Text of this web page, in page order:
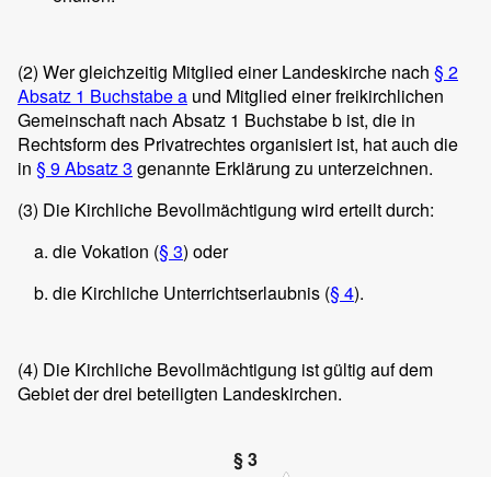
(2) Wer gleichzeitig Mitglied einer Landeskirche nach § 2
Absatz 1 Buchstabe a und Mitglied einer freikirchlichen
Gemeinschaft nach Absatz 1 Buchstabe b ist, die in
Rechtsform des Privatrechtes organisiert ist, hat auch die
in § 9 Absatz 3 genannte Erklärung zu unterzeichnen.
(3) Die Kirchliche Bevollmächtigung wird erteilt durch:
die Vokation (§ 3) oder
die Kirchliche Unterrichtserlaubnis (§ 4).
(4) Die Kirchliche Bevollmächtigung ist gültig auf dem
Gebiet der drei beteiligten Landeskirchen.
§ 3